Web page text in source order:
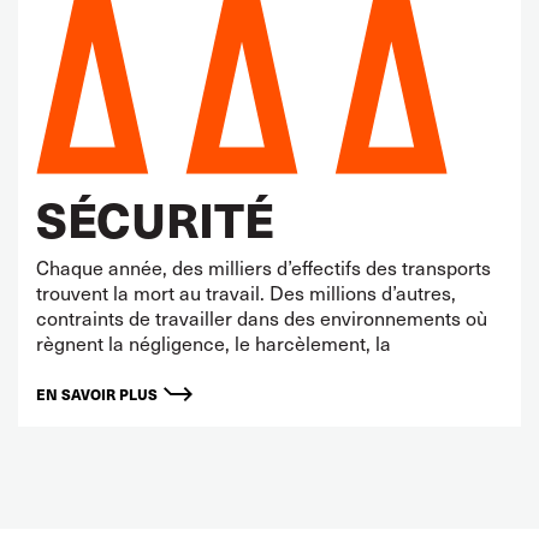
SÉCURITÉ
Chaque année, des milliers d’effectifs des transports
trouvent la mort au travail. Des millions d’autres,
contraints de travailler dans des environnements où
règnent la négligence, le harcèlement, la
EN SAVOIR PLUS